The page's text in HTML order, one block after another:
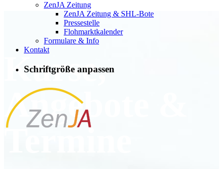
ZenJA Zeitung
ZenJA Zeitung & SHL-Bote
Pressestelle
Flohmarktkalender
Formulare & Info
Kontakt
Schriftgröße anpassen
Kurse,
Angebote &
Termine